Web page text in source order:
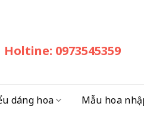
Holtine: 0973545359
dáng hoa Mẫu hoa